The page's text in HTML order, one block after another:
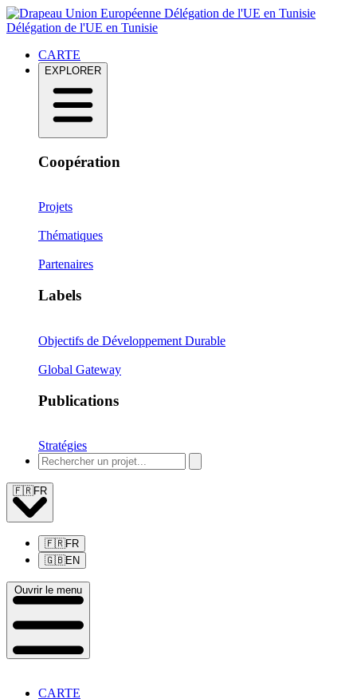
Délégation de l'UE en Tunisie
Délégation de l'UE en Tunisie
CARTE
EXPLORER
Coopération
Projets
Thématiques
Partenaires
Labels
Objectifs de Développement Durable
Global Gateway
Publications
Stratégies
🇫🇷FR
🇫🇷FR
🇬🇧EN
Ouvrir le menu
CARTE